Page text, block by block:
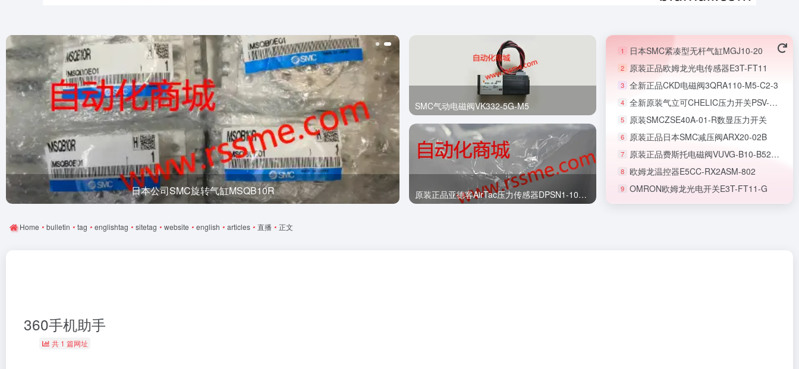
日本公司SMC旋转气缸MSQB10R 全新正品SMC节流阀AS1201F-M5-06A
SMC气动电磁阀VK332-5G-M5
原装正品亚德客AirTac压力传感器DPSN1-10020
1 日本SMC紧凑型无杆气缸MGJ10-20
2 原装正品欧姆龙光电传感器E3T-FT11
3 全新正品CKD电磁阀3QRA110-M5-C2-3
4 全新原装气立可CHELIC压力开关PSV-40-02-PT
5 原装SMCZSE40A-01-R数显压力开关
6 原装正品日本SMC减压阀ARX20-02B
7 原装正品费斯托电磁阀VUVG-B10-B52-ZT-F-1T1L
8 欧姆龙温控器E5CC-RX2ASM-802
9 OMRON欧姆龙光电开关E3T-FT11-G
Home • bulletin • tag • englishtag • sitetag • website • english • articles • 直播 • 正文
360手机助手
共 1 篇网址